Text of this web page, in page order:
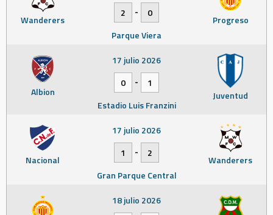
Wanderers Progreso
2
-
0
Parque Viera
Albion Juventud
17 julio 2026
0
-
1
Estadio Luis Franzini
Nacional Wanderers
17 julio 2026
1
-
2
Gran Parque Central
18 julio 2026